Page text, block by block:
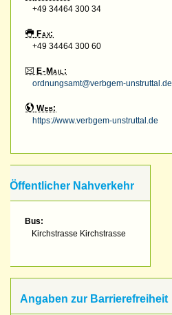
+49 34464 300 34
Fax:
+49 34464 300 60
E-Mail:
ordnungsamt@verbgem-unstruttal.de
Web:
https://www.verbgem-unstruttal.de
Öffentlicher Nahverkehr
Bus:
Kirchstrasse Kirchstrasse
Angaben zur Barrierefreiheit